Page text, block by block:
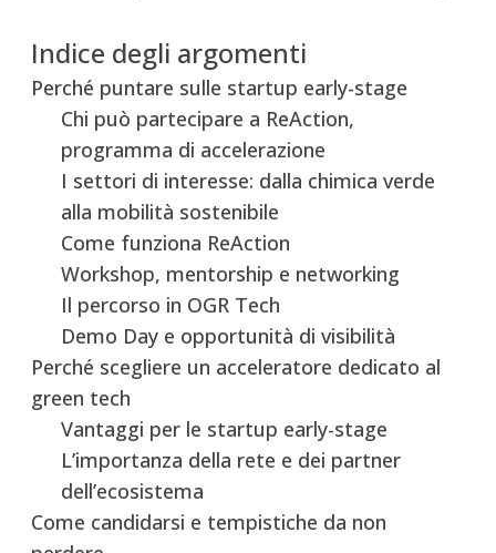
Indice degli argomenti
Perché puntare sulle startup early-stage
Chi può partecipare a ReAction,
programma di accelerazione
I settori di interesse: dalla chimica verde
alla mobilità sostenibile
Come funziona ReAction
Workshop, mentorship e networking
Il percorso in OGR Tech
Demo Day e opportunità di visibilità
Perché scegliere un acceleratore dedicato al
green tech
Vantaggi per le startup early-stage
L’importanza della rete e dei partner
dell’ecosistema
Come candidarsi e tempistiche da non